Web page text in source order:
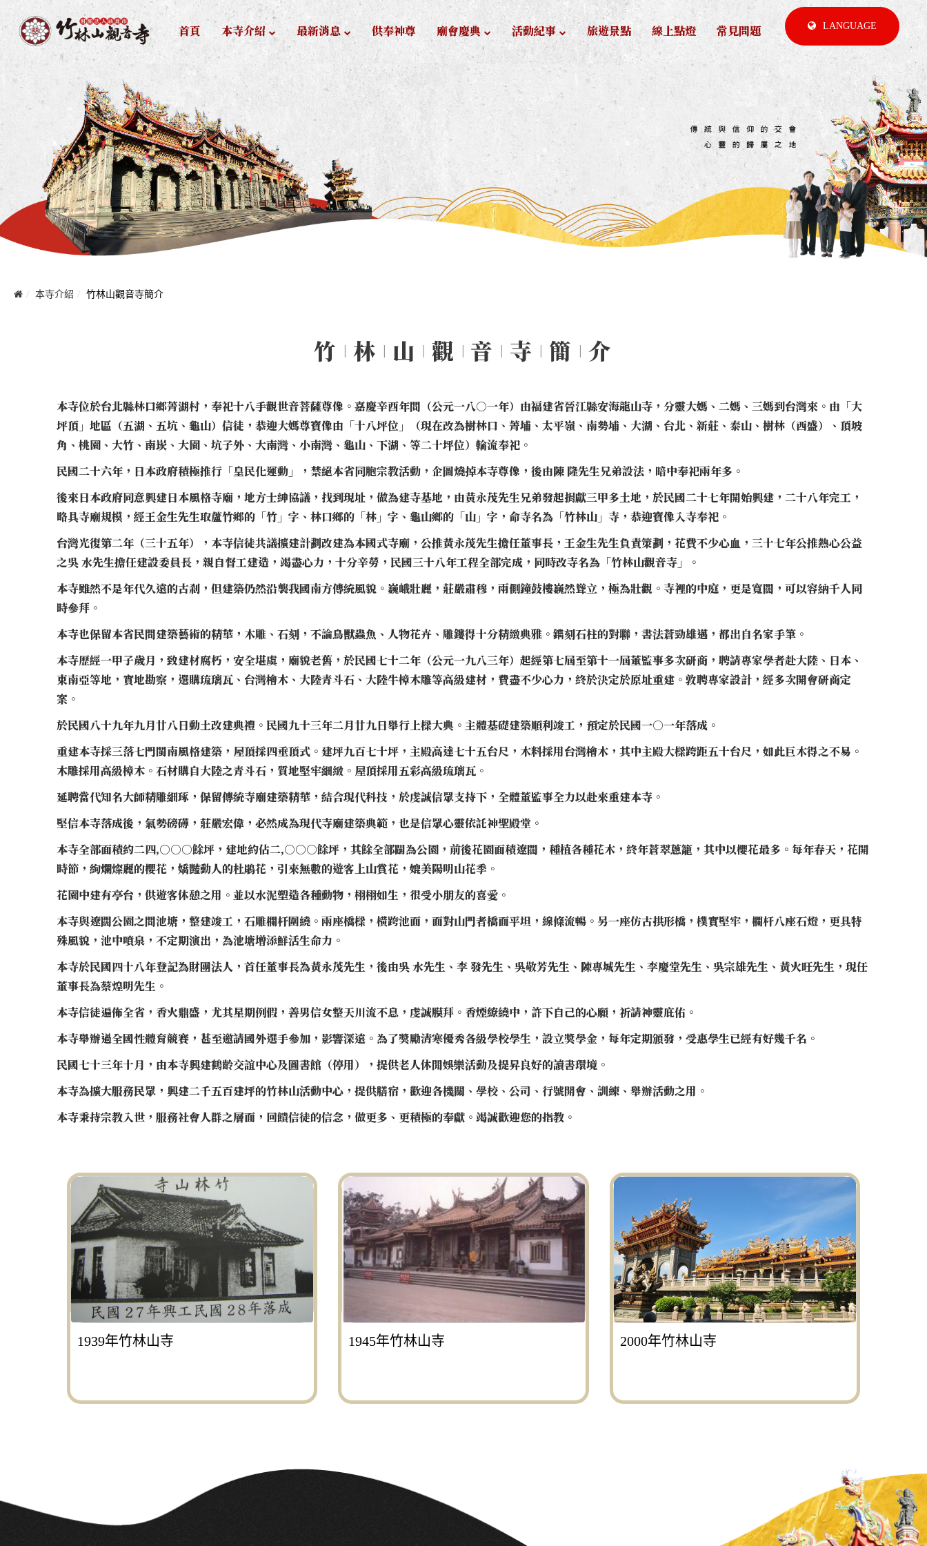
LANGUAGE
首頁 本寺介紹 最新消息 供奉神尊 廟會慶典 活動紀事 旅遊景點 線上點燈 常見問題
本寺介紹 竹林山觀音寺簡介
竹 林 山 觀 音 寺 簡 介
本寺位於台北縣林口鄉菁湖村，奉祀十八手觀世音菩薩尊像。嘉慶辛酉年間（公元一八○一年）由福建省晉江縣安海龍山寺，分靈大媽、二媽、三媽到台灣來。由「大
坪頂」地區（五湖、五坑、龜山）信徒，恭迎大媽尊寶像由「十八坪位」（現在改為樹林口、菁埔、太平嶺、南勢埔、大湖、台北、新莊、泰山、樹林（西盛）、頂坡
角、桃園、大竹、南崁、大園、坑子外、大南灣、小南灣、龜山、下湖、等二十坪位）輪流奉祀。
民國二十六年，日本政府積極推行「皇民化運動」，禁絕本省同胞宗教活動，企圖燒掉本寺尊像，後由陳 隆先生兄弟設法，暗中奉祀兩年多。
後來日本政府同意興建日本風格寺廟，地方士紳協議，找到現址，做為建寺基地，由黃永茂先生兄弟發起捐獻三甲多土地，於民國二十七年開始興建，二十八年完工，
略具寺廟規模，經王金生先生取蘆竹鄉的「竹」字、林口鄉的「林」字、龜山鄉的「山」字，命寺名為「竹林山」寺，恭迎寶像入寺奉祀。
台灣光復第二年（三十五年），本寺信徒共議擴建計劃改建為本國式寺廟，公推黃永茂先生擔任董事長，王金生先生負責策劃，花費不少心血，三十七年公推熱心公益
之吳 水先生擔任建設委員長，親自督工建造，竭盡心力，十分辛勞，民國三十八年工程全部完成，同時改寺名為「竹林山觀音寺」。
本寺雖然不是年代久遠的古剎，但建築仍然沿襲我國南方傳統風貌。巍峨壯麗，莊嚴肅穆，兩側鐘鼓樓巍然聳立，極為壯觀。寺裡的中庭，更是寬闊，可以容納千人同
時參拜。
本寺也保留本省民間建築藝術的精華，木雕、石刻，不論鳥獸蟲魚、人物花卉、雕鏤得十分精緻典雅。鐫刻石柱的對聯，書法蒼勁雄邁，都出自名家手筆。
本寺歷經一甲子歲月，致建材腐朽，安全堪虞，廟貌老舊，於民國七十二年（公元一九八三年）起經第七屆至第十一屆董監事多次研商，聘請專家學者赴大陸、日本、
東南亞等地，實地勘察，選購琉璃瓦、台灣檜木、大陸青斗石、大陸牛樟木雕等高級建材，費盡不少心力，終於決定於原址重建。敦聘專家設計，經多次開會研商定
案。
於民國八十九年九月廿八日動土改建典禮。民國九十三年二月廿九日舉行上樑大典。主體基礎建築順利竣工，預定於民國一○一年落成。
重建本寺採三落七門閩南風格建築，屋頂採四垂頂式。建坪九百七十坪，主殿高達七十五台尺，木料採用台灣檜木，其中主殿大樑跨距五十台尺，如此巨木得之不易。
木雕採用高級樟木。石材購自大陸之青斗石，質地堅牢細緻。屋頂採用五彩高級琉璃瓦。
延聘當代知名大師精雕細琢，保留傳統寺廟建築精華，結合現代科技，於虔誠信眾支持下，全體董監事全力以赴來重建本寺。
堅信本寺落成後，氣勢磅礡，莊嚴宏偉，必然成為現代寺廟建築典範，也是信眾心靈依託神聖殿堂。
本寺全部面積約二四,○○○餘坪，建地約佔二,○○○餘坪，其餘全部闢為公園，前後花園面積遼闊，種植各種花木，終年蒼翠蔥籠，其中以櫻花最多。每年春天，花開
時節，絢爛燦麗的櫻花，嬌豔動人的杜鵑花，引來無數的遊客上山賞花，媲美陽明山花季。
花園中建有亭台，供遊客休憩之用。並以水泥塑造各種動物，栩栩如生，很受小朋友的喜愛。
本寺與遼闊公園之間池塘，整建竣工，石雕欄杆圍繞。兩座橋樑，橫跨池面，面對山門者橋面平坦，線條流暢。另一座仿古拱形橋，樸實堅牢，欄杆八座石燈，更具特
殊風貌，池中噴泉，不定期演出，為池塘增添鮮活生命力。
本寺於民國四十八年登記為財團法人，首任董事長為黃永茂先生，後由吳 水先生、李 發先生、吳敬芳先生、陳專城先生、李慶堂先生、吳宗雄先生、黃火旺先生，現任
董事長為蔡煌明先生。
本寺信徒遍佈全省，香火鼎盛，尤其星期例假，善男信女整天川流不息，虔誠膜拜。香煙繚繞中，許下自己的心願，祈請神靈庇佑。
本寺舉辦過全國性體育競賽，甚至邀請國外選手參加，影響深遠。為了獎勵清寒優秀各級學校學生，設立獎學金，每年定期頒發，受惠學生已經有好幾千名。
民國七十三年十月，由本寺興建鶴齡交誼中心及圖書館（停用），提供老人休閒娛樂活動及提昇良好的讀書環境。
本寺為擴大服務民眾，興建二千五百建坪的竹林山活動中心，提供膳宿，歡迎各機關、學校、公司、行號開會、訓練、舉辦活動之用。
本寺秉持宗教入世，服務社會人群之層面，回饋信徒的信念，做更多、更積極的奉獻。竭誠歡迎您的指教。
1939年竹林山寺 1945年竹林山寺 2000年竹林山寺